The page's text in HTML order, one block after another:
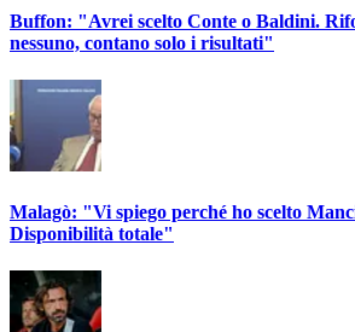
Buffon: "Avrei scelto Conte o Baldini.
nessuno, contano solo i risultati"
Malagò: "Vi spiego perché ho scelto
Disponibilità totale"